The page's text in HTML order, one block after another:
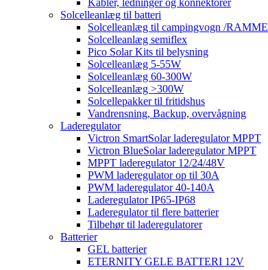
Kabler, ledninger og konnektorer
Solcelleanlæg til batteri
Solcelleanlæg til campingvogn /RAMME
Solcelleanlæg semiflex
Pico Solar Kits til belysning
Solcelleanlæg 5-55W
Solcelleanlæg 60-300W
Solcelleanlæg >300W
Solcellepakker til fritidshus
Vandrensning, Backup, overvågning
Laderegulator
Victron SmartSolar laderegulator MPPT
Victron BlueSolar laderegulator MPPT
MPPT laderegulator 12/24/48V
PWM laderegulator op til 30A
PWM laderegulator 40-140A
Laderegulator IP65-IP68
Laderegulator til flere batterier
Tilbehør til laderegulatorer
Batterier
GEL batterier
ETERNITY GELE BATTERI 12V